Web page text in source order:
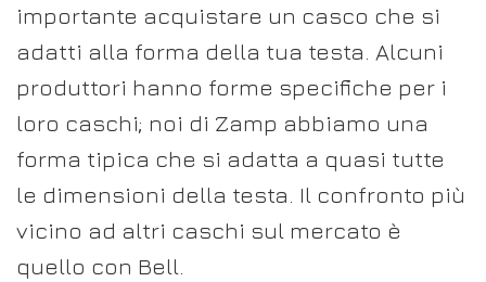
importante acquistare un casco che si
adatti alla forma della tua testa. Alcuni
produttori hanno forme specifiche per i
loro caschi; noi di Zamp abbiamo una
forma tipica che si adatta a quasi tutte
le dimensioni della testa. Il confronto più
vicino ad altri caschi sul mercato è
quello con Bell.